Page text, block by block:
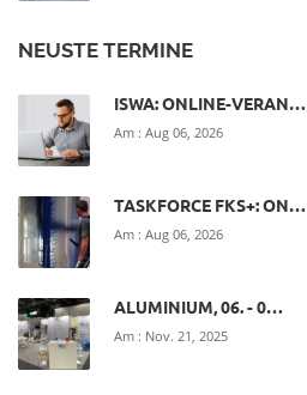
NEUSTE TERMINE
ISWA: ONLINE-VERAN…
Am : Aug 06, 2026
TASKFORCE FKS+: ON…
Am : Aug 06, 2026
ALUMINIUM, 06. - 0…
Am : Nov. 21, 2025